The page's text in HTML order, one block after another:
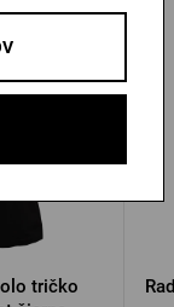
tričko